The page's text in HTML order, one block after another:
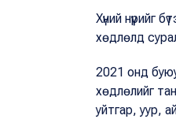
Хүний нүүрийг
хөдлөлд
2021 онд буюу
хөдлөлийг
уйтгар, уур,